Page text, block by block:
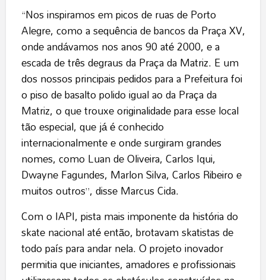
“Nos inspiramos em picos de ruas de Porto
Alegre, como a sequência de bancos da Praça XV,
onde andávamos nos anos 90 até 2000, e a
escada de três degraus da Praça da Matriz. E um
dos nossos principais pedidos para a Prefeitura foi
o piso de basalto polido igual ao da Praça da
Matriz, o que trouxe originalidade para esse local
tão especial, que já é conhecido
internacionalmente e onde surgiram grandes
nomes, como Luan de Oliveira, Carlos Iqui,
Dwayne Fagundes, Marlon Silva, Carlos Ribeiro e
muitos outros”, disse Marcus Cida.
Com o IAPI, pista mais imponente da história do
skate nacional até então, brotavam skatistas de
todo país para andar nela. O projeto inovador
permitia que iniciantes, amadores e profissionais